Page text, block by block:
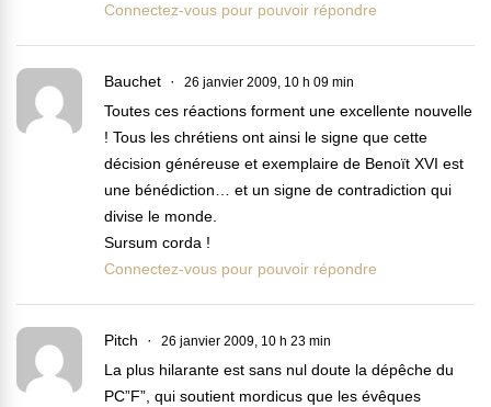
Connectez-vous pour pouvoir répondre
Bauchet 26 janvier 2009, 10 h 09 min
Toutes ces réactions forment une excellente nouvelle
! Tous les chrétiens ont ainsi le signe que cette
décision généreuse et exemplaire de Benoït XVI est
une bénédiction… et un signe de contradiction qui
divise le monde.
Sursum corda !
Connectez-vous pour pouvoir répondre
Pitch 26 janvier 2009, 10 h 23 min
La plus hilarante est sans nul doute la dépêche du
PC”F”, qui soutient mordicus que les évêques